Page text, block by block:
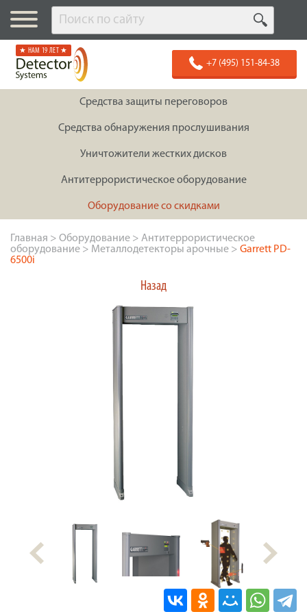
★ НАМ 19 ЛЕТ ★
+7 (495) 151-84-38
Средства защиты переговоров
Средства обнаружения прослушивания
Уничтожители жестких дисков
Антитеррористическое оборудование
Оборудование со скидками
Главная > Оборудование > Антитеррористическое
оборудование > Металлодетекторы арочные > Garrett PD-
6500i
Назад